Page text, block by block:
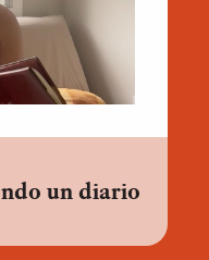
un diario